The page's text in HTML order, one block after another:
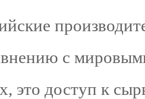
с
это доступ к